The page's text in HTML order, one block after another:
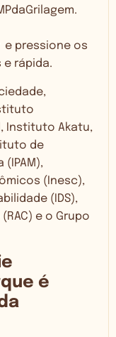
e pressione os
e rápida.
Instituto Akatu,
de
(IPAM),
(Inesc),
(IDS),
e o Grupo
é